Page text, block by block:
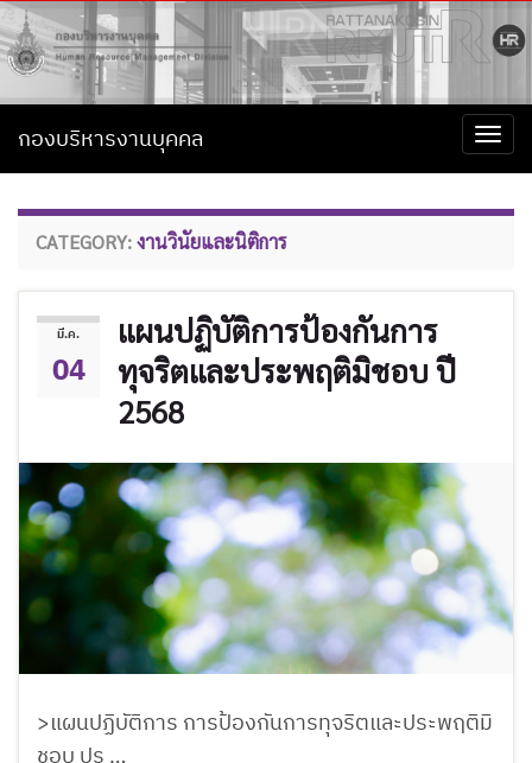
กองบริหารงานบุคคล
CATEGORY:งานวินัยและนิติการ
มี.ค.
04
แผนปฏิบัติการป้องกันการ
ทุจริตและประพฤติมิชอบ ปี
2568
>แผนปฏิบัติการ การป้องกันการทุจริตและประพฤติมิ
ชอบ ปร …